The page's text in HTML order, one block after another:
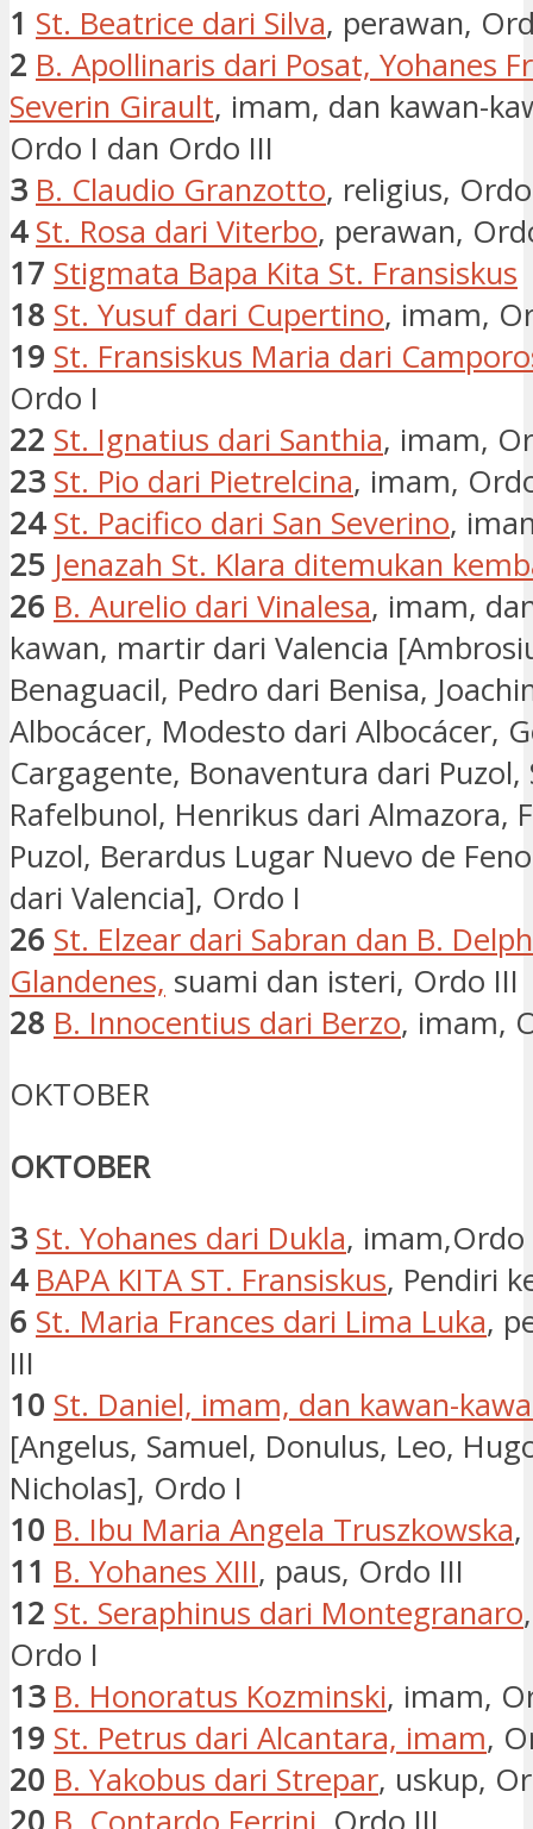
1 St. Beatrice dari Silva, perawan,
2 B. Apollinaris dari Posat, Yohanes
Severin Girault, imam, dan kawan-
Ordo I dan Ordo III
3 B. Claudio Granzotto, religius,
4 St. Rosa dari Viterbo, perawan,
17 Stigmata Bapa Kita St. Fransiskus
18 St. Yusuf dari Cupertino, imam,
19 St. Fransiskus Maria dari
Ordo I
22 St. Ignatius dari Santhia, imam,
23 St. Pio dari Pietrelcina, imam,
24 St. Pacifico dari San Severino,
25 Jenazah St. Klara ditemukan
26 B. Aurelio dari Vinalesa, imam,
kawan, martir dari Valencia
Benaguacil, Pedro dari Benisa,
Albocácer, Modesto dari Albocácer,
Cargagente, Bonaventura dari
Rafelbunol, Henrikus dari Almazora,
Puzol, Berardus Lugar Nuevo de
dari Valencia], Ordo I
26 St. Elzear dari Sabran dan B.
Glandenes, suami dan isteri, Ordo III
28 B. Innocentius dari Berzo, imam,
OKTOBER
OKTOBER
3 St. Yohanes dari Dukla, imam,Ordo
4 BAPA KITA ST. Fransiskus, Pendiri
6 St. Maria Frances dari Lima Luka,
III
10 St. Daniel, imam, dan kawan-
[Angelus, Samuel, Donulus, Leo,
Nicholas], Ordo I
10 B. Ibu Maria Angela Truszkowska,
11 B. Yohanes XIII, paus, Ordo III
12 St. Seraphinus dari Montegranaro
Ordo I
13 B. Honoratus Kozminski, imam,
19 St. Petrus dari Alcantara, imam,
20 B. Yakobus dari Strepar, uskup,